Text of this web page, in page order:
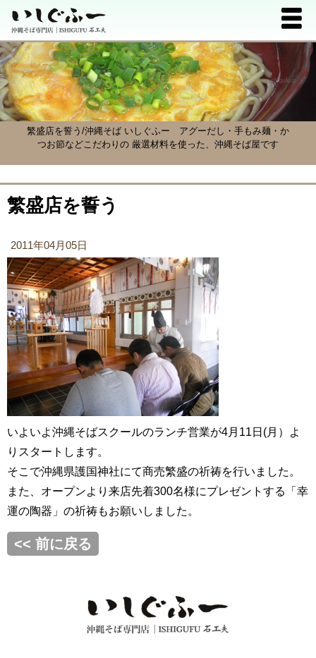
繁盛店を誓う/沖縄そば いしぐふー
アグーだし・手もみ麺・か
つお節などこだわりの 厳選材料を使った、沖縄そば屋です
繁盛店を誓う
2011年04月05日
いよいよ沖縄そばスクールのランチ営業が4月11日(月）よ
りスタートします。
そこで沖縄県護国神社にて商売繁盛の祈祷を行いました。
また、オープンより来店先着300名様にプレゼントする「幸
運の陶器」の祈祷もお願いしました。
<< 前に戻る